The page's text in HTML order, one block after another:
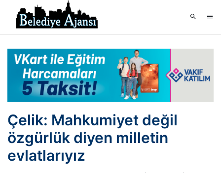
Çelik: Mahkumiyet değil
özgürlük diyen milletin
evlatlarıyız